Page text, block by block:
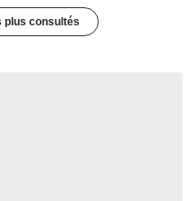
plus consultés